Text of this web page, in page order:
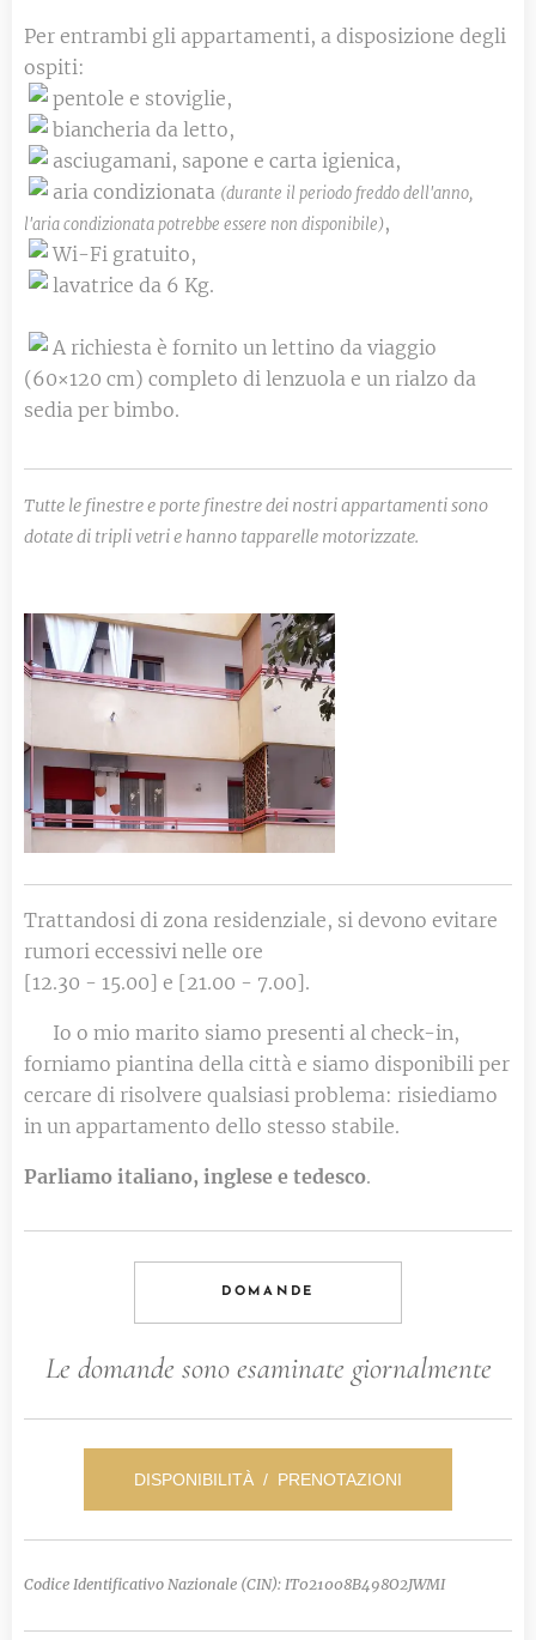
Per entrambi gli appartamenti, a disposizione degli
ospiti:
pentole e stoviglie,
biancheria da letto,
asciugamani, sapone e carta igienica,
aria condizionata (durante il periodo freddo dell'anno,
l'aria condizionata potrebbe essere non disponibile),
Wi-Fi gratuito,
lavatrice da 6 Kg.
A richiesta è fornito un lettino da viaggio
(60×120 cm) completo di lenzuola e un rialzo da
sedia per bimbo.
Tutte le finestre e porte finestre dei nostri appartamenti sono
dotate di tripli vetri e hanno tapparelle motorizzate.
Trattandosi di zona residenziale, si devono evitare
rumori eccessivi nelle ore
[12.30 - 15.00] e [21.00 - 7.00].
🔑 Io o mio marito siamo presenti al check-in,
forniamo piantina della città e siamo disponibili per
cercare di risolvere qualsiasi problema: risiediamo
in un appartamento dello stesso stabile.
Parliamo italiano, inglese e tedesco.
DOMANDE
Le domande sono esaminate giornalmente
DISPONIBILITÀ / PRENOTAZIONI
Codice Identificativo Nazionale (CIN): IT021008B498O2JWMI